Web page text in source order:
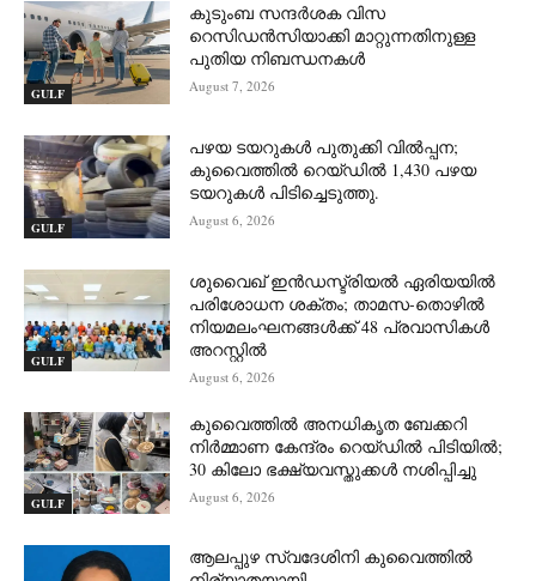
GULF
കുടുംബ സന്ദർശക വിസ
റെസിഡൻസിയാക്കി മാറ്റുന്നതിനുള്ള
പുതിയ നിബന്ധനകൾ
August 7, 2026
GULF
പഴയ ടയറുകൾ പുതുക്കി വിൽപ്പന;
കുവൈത്തിൽ റെയ്ഡിൽ 1,430 പഴയ
ടയറുകൾ പിടിച്ചെടുത്തു.
August 6, 2026
GULF
ശുവൈഖ് ഇൻഡസ്ട്രിയൽ ഏരിയയിൽ
പരിശോധന ശക്തം; താമസ-തൊഴിൽ
നിയമലംഘനങ്ങൾക്ക് 48 പ്രവാസികൾ
അറസ്റ്റിൽ
August 6, 2026
GULF
കുവൈത്തിൽ അനധികൃത ബേക്കറി
നിർമ്മാണ കേന്ദ്രം റെയ്ഡിൽ പിടിയിൽ;
30 കിലോ ഭക്ഷ്യവസ്തുക്കൾ നശിപ്പിച്ചു
August 6, 2026
ആലപ്പുഴ സ്വദേശിനി കുവൈത്തിൽ